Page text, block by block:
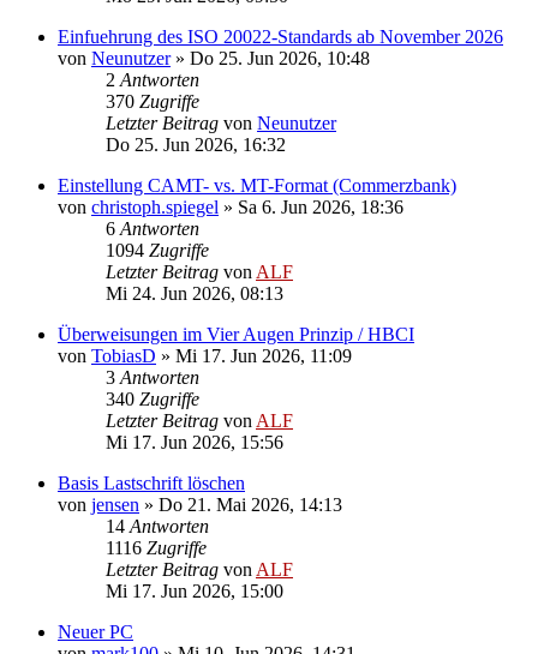
Einfuehrung des ISO 20022-Standards ab November 2026
von Neunutzer» Do 25. Jun 2026, 10:48
2 Antworten
370 Zugriffe
Letzter Beitrag von Neunutzer
Do 25. Jun 2026, 16:32
Einstellung CAMT- vs. MT-Format (Commerzbank)
von christoph.spiegel » Sa 6. Jun 2026, 18:36
6 Antworten
1094 Zugriffe
Letzter Beitrag von ALF
Mi 24. Jun 2026, 08:13
Überweisungen im Vier Augen Prinzip / HBCI
von TobiasD » Mi 17. Jun 2026, 11:09
3 Antworten
340 Zugriffe
Letzter Beitrag von ALF
Mi 17. Jun 2026, 15:56
Basis Lastschrift löschen
von jensen » Do 21. Mai 2026, 14:13
14 Antworten
1116 Zugriffe
Letzter Beitrag von ALF
Mi 17. Jun 2026, 15:00
Neuer PC